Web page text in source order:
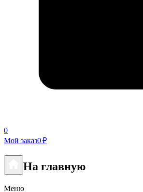
0
Мой заказ0 ₽
На главную
Меню